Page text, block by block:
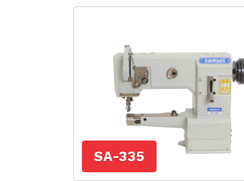
Sansei
SA-335